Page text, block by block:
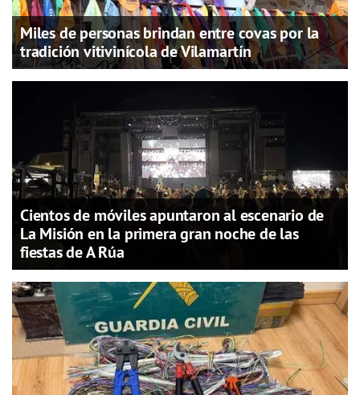
Miles de personas brindan entre covas por la
tradición vitivinícola de Vilamartín
Cientos de móviles apuntaron al escenario de
La Misión en la primera gran noche de las
fiestas de A Rúa